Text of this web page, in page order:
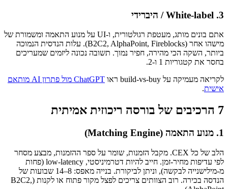
3. White-label / היברידי
אתם בונים מותג, מעטפת רגולטורית, ו-UI על מנוע התאמה ומשמורת של
מישהו אחר (B2C2, AlphaPoint, Fireblocks). עלות הנדסית הנמוכה
ביותר, השקה הכי מהירה, חפיר נמוך. תשובה נכונה ליזמים שמעריכים
בחסר את קטגוריות 1 ו-2.
לקריאה מעמיקה על build-vs-buy ראו
ChatGPT מול פתרון AI מותאם
אישית.
7 הרכיבים של בורסה ריכוזית אמיתית
1. מנוע התאמה (Matching Engine)
הלב של כל CEX. מקבל הזמנות, שומר על ספר ההזמנות, מבצע מסחר
לפי עדיפות מחיר-זמן. חייב להיות דטרמיניסטי, low-latency (פחות
מ-מילישנייה לבקשה), וניתן לביקורת. בנייה מאפס: 8–14 שבועות של
הנדסה בכירה. רוב הצוותים צריכים לפצל מקור פתוח או לקנות (B2C2,